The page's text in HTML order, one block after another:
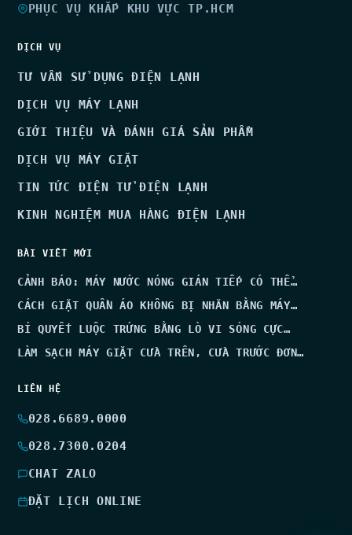
PHỤC VỤ KHẮP KHU VỰC TP.HCM
DỊCH VỤ
TƯ VẤN SỬ DỤNG ĐIỆN LẠNH
DỊCH VỤ MÁY LẠNH
GIỚI THIỆU VÀ ĐÁNH GIÁ SẢN PHẨM
DỊCH VỤ MÁY GIẶT
TIN TỨC ĐIỆN TỬ ĐIỆN LẠNH
KINH NGHIỆM MUA HÀNG ĐIỆN LẠNH
BÀI VIẾT MỚI
CẢNH BÁO: MÁY NƯỚC NÓNG GIÁN TIẾP CÓ THỂ…
CÁCH GIẶT QUẦN ÁO KHÔNG BỊ NHĂN BẰNG MÁY…
BÍ QUYẾT LUỘC TRỨNG BẰNG LÒ VI SÓNG CỰC…
LÀM SẠCH MÁY GIẶT CỬA TRÊN, CỬA TRƯỚC ĐƠN…
LIÊN HỆ
028.6689.0000
028.7300.0204
CHAT ZALO
ĐẶT LỊCH ONLINE